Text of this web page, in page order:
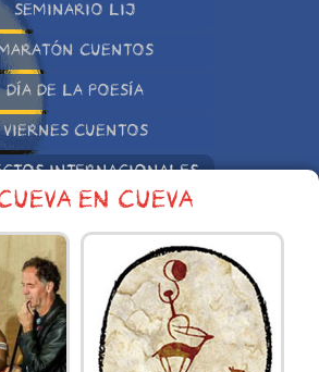
SEMINARIO LIJ
CUENTOS
DÍA DE LA POESÍA
VIERNES CUENTOS
INTERNACIONALES
OTRAS INICIATIVAS
EN CUEVA